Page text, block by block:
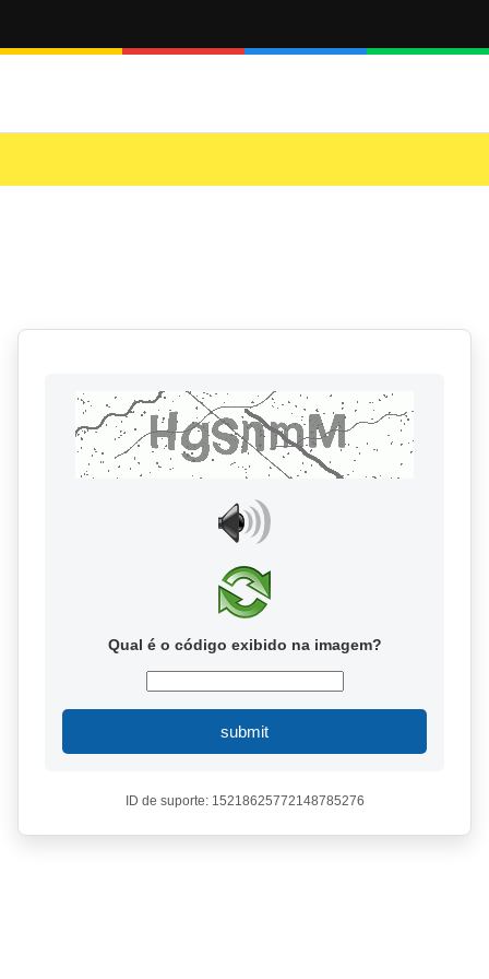
Qual é o código exibido na imagem?
submit
ID de suporte: 15218625772148785276